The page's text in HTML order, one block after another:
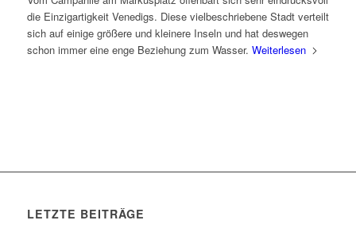
die Einzigartigkeit Venedigs. Diese vielbeschriebene Stadt verteilt
sich auf einige größere und kleinere Inseln und hat deswegen
schon immer eine enge Beziehung zum Wasser. Weiterlesen
LETZTE BEITRÄGE